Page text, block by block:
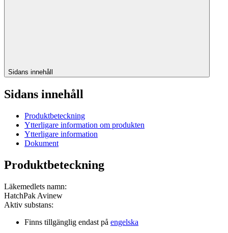
Sidans innehåll
Sidans innehåll
Produktbeteckning
Ytterligare information om produkten
Ytterligare information
Dokument
Produktbeteckning
Läkemedlets namn:
HatchPak Avinew
Aktiv substans:
Finns tillgänglig endast på engelska